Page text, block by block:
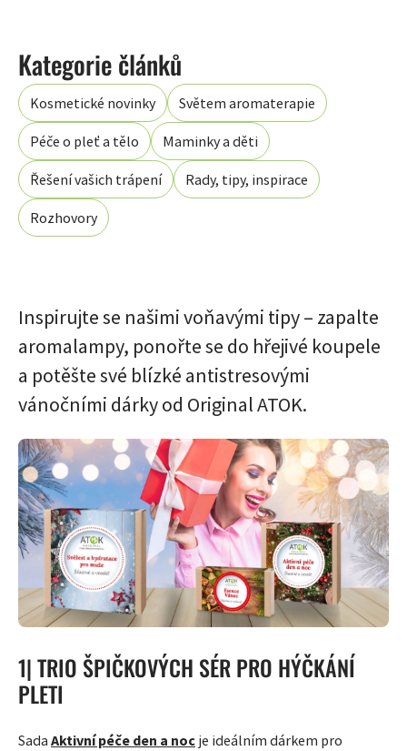
Inspirujte se našimi voňavými tipy – zapalte
aromalampy, ponořte se do hřejivé koupele
a potěšte své blízké antistresovými
vánočními dárky od Original ATOK.
1| TRIO ŠPIČKOVÝCH SÉR PRO HÝČKÁNÍ
PLETI
Sada Aktivní péče den a noc je ideálním dárkem pro
Kosmetické novinky Světem aromaterapie
Péče o pleť a tělo Maminky a děti
Řešení vašich trápení Rady, tipy, inspirace
Rozhovory